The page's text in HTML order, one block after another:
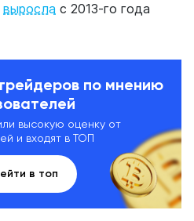
выросла с 2013-го года
по мнению
высокую оценку от
и входят в ТОП
в топ